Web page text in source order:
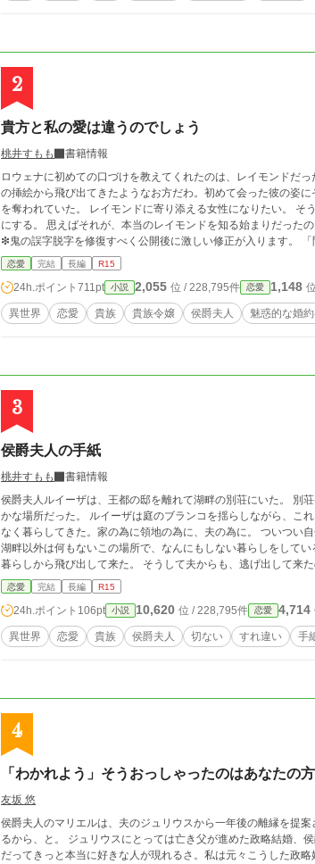
2
貴方と私の愛は違うのでしょう
桃井すもも
書籍情報
ロウェナに初めての口づけを教えてくれたのは、レイモンドだった。 レイモンドは、ロウェナの婚約者である。 まるで絵画か
の挿絵から飛び出てきたようなお方だわ。初めて会った彼の姿にそう思った。 そんなレイモンドにロウェナは
を奪われていた。 レイモンドに寄り添える女性になりたい。 そう思いながら入学した学園で、ロウェナは思いもしなかった光景を目
にする。 思えばそれが、本当のレイモンドを知る始まりだったのだろう。 ❇こちらの作品は、カクヨム様へも公開致しております。
❇鬼の誤字脱字を修復すべく公開後に激しい修正が入ります。 「間を置い
前が他作品とダダ被りする場合がございます。皆様別人でございます。 ❇100%妄想の産物です。妄想なので史実とは異な
す。 ❇妄想遠泳の果てに波打ち際に打ち上げられた妄想スイマーによる寝物語です。 疲れたお心とお身体を妄想で癒やして頂けます
と泳ぎ甲斐があります。
恋愛 完結 長編 R15
24h.ポイント 711pt 小説 2,055 位 / 228,795件 恋愛 1,148
異世界 恋愛 貴族 貴族令嬢 侯爵夫人 魅惑的な婚
3
侯爵夫人の手紙
桃井すもも
書籍情報
侯爵夫人ルイーザは、王都の邸を離れて湖畔の別荘にいた。 別荘は夫の祖父が終の棲家にしていた邸宅で、森と湖畔があるだけの静
かな場所だった。 ルイーザは庭のブランコを揺らしながら、これといって考えることが何もないことに気が付いた。 今まで只管忙し
なく暮らしてきた。家の為に領地の為に、夫の為に。 ついつい自分の事
湖畔以外は何もないこの場所で、なんにもしない暮らしをしている。 何故ならルイーザは、家政も執務も社交も投げ出して、
暮らしから飛び出して来た。 そうして夫からも、逃げ出して来たのであった。 ❇後半部分に出産に関わるセン
います。関連話冒頭に注意書きにて表記をさせて頂きます。苦手な方は読み飛ばして
すべく公開後に激しい修正が入ります。 「間を置いて二度美味しい」とご笑覧下さい。 ❇登場人
おりますが、皆様別人でございます。 ❇相変わらずの100%妄想の産物です。妄想なので史実とは異なっております。 ❇妄想遠泳の果
てに波打ち際に打ち上げられた妄想スイマーによる寝物語です
す。 ❇座右の銘は「知らないことは書けない」「嘘をつくなら
恋愛 完結 長編 R15
24h.ポイント 106pt 小説 10,620 位 / 228,795件 恋愛 4,714
異世界 恋愛 貴族 侯爵夫人 切ない すれ違い 手
4
「わかれよう」そうおっしゃったのはあなたの方
友坂 悠
侯爵夫人のマリエルは、夫のジュリウスから一年後の離縁を提
るから、と。 ジュリウスにとっては亡き父が進めた政略結婚、
だってきっと本当に好きな人が現れるさ。私は元々こうした政